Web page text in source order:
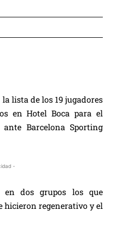
lista de los 19 jugadores
en Hotel Boca para el
Barcelona Sporting
-
en dos grupos los que
hicieron regenerativo y el